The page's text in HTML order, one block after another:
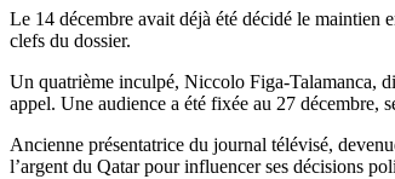
Le 14 décembre avait déjà été décidé le maintien
clefs du dossier.
Un quatrième inculpé, Niccolo Figa-Talamanca,
appel. Une audience a été fixée au 27 décembre,
Ancienne présentatrice du journal télévisé,
l’argent du Qatar pour influencer ses décisions